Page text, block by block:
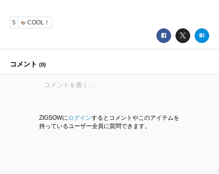
5 COOL！
コメント (0)
ZIGSOWに ログインするとコメントやこのアイテムを
持っているユーザー全員に質問できます。